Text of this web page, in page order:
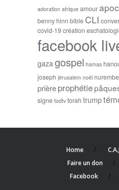
adoration afrique amour
benny hinn bible CLI
covid-19création
facebook
gaza gospel hamas
joseph jérusalem noël
prièreprophétie
signe todtv torah trump
Home
Faire un don
Facebook